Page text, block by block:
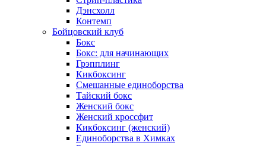
Дэнсхолл
Контемп
Бойцовский клуб
Бокс
Бокс: для начинающих
Грэпплинг
Кикбоксинг
Смешанные единоборства
Тайский бокс
Женский бокс
Женский кроссфит
Кикбоксинг (женский)
Единоборства в Химках